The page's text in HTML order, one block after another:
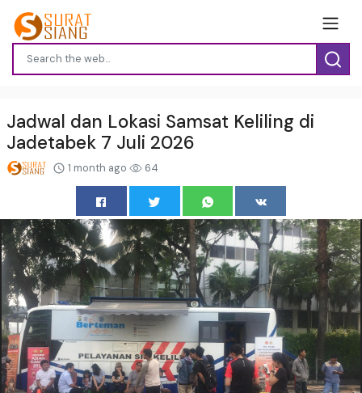
Jadwal dan Lokasi Samsat Keliling di
Jadetabek 7 Juli 2026
1 month ago 64